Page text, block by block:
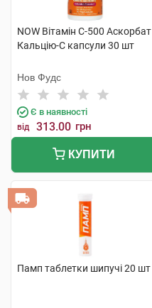
NOW Вітамін С-500 Аскорбат
Кальцію-С капсули 30 шт
Нов Фудс
Є в наявності
від 313.00 грн
КУПИТИ
Памп таблетки шипучі 20 шт